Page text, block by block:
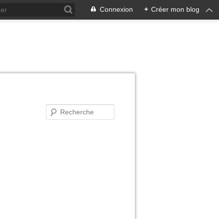
Connexion + Créer mon blog